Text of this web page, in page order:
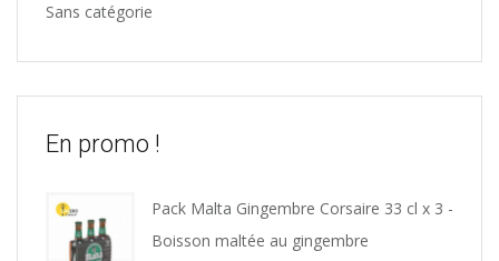
Sans catégorie
En promo !
Pack Malta Gingembre Corsaire 33 cl x 3 -
Boisson maltée au gingembre